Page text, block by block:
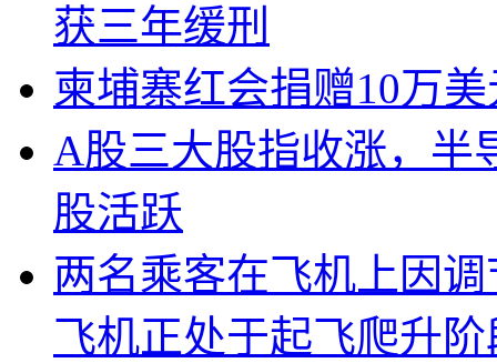
获三年缓刑
柬埔寨红会捐赠10万
A股三大股指收涨，半
股活跃
两名乘客在飞机上因
飞机正处于起飞爬升阶